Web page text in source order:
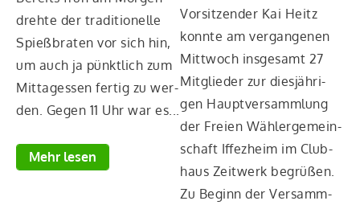
dreh­te der tra­di­tio­nel­le
Spieß­bra­ten vor sich hin,
um auch ja pünkt­lich zum
Mit­tag­essen fer­tig zu wer­
den. Gegen 11 Uhr war es...
Mehr lesen
Vor­sit­zen­der Kai Heitz
konn­te am ver­gan­ge­nen
Mitt­woch ins­ge­samt 27
Mit­glie­der zur dies­jäh­ri­
gen Haupt­ver­samm­lung
der Frei­en Wäh­ler­ge­mein­
schaft Iffez­heim im Club­
haus Zeit­werk begrü­ßen.
Zu Beginn der Ver­samm­